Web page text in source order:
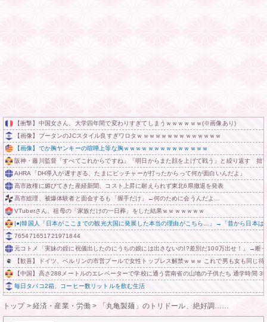
【衝撃】中国女さん、大学四年間で変わりすぎてしまうｗｗｗｗｗｗ(※画像あり)
【画像】ブータンのJCスタイル良すぎワロタｗｗｗｗｗｗｗｗｗｗｗｗｗｗ
【画像】でか胸ヤンキーの喧嘩上等な胸ｗｗｗｗｗｗｗｗｗｗｗｗｗｗ
阪神・藤川監督「すべてこれからですね」「明日からまた顔を上げて戦う」と繰り返す 拙
AHRA「DH導入が遅すぎる、たまにピッチャーが打ったからって何が面白いんだよ」
高市政権に媚びてきた産経新聞、コスト上昇に耐えられず東北6県撤退を発表
高市総理、被爆体験者と面会するも「握手だけ」←何のために会うんだよ…
VTuberさん、祖母の「家族だけの一日葬」をした結果ｗｗｗｗｗｗｗ
|●|韓国人「日本がここまでの観光大国に発展した本当の理由がこちら…」→「昔から日本は
765471651721971844
元コトメ「実妹の姪に祝儀出したのにうちの娘には出さないの!?差別だ100万出せ！」→断
【歓喜】ドイツ、ベルリンの市営プールで女性トップレス解禁ｗｗｗ これで男も女も同じ待
【中国】高さ288メートルのエレベーターで学校に通う雲南省の山地の子供たち 通学時間
毎日タバコ2箱、コーヒー数リットルを飲む生活
トップ> 経済・産業・労働 > 「丸亀製麺」のトリドール、絶好調……